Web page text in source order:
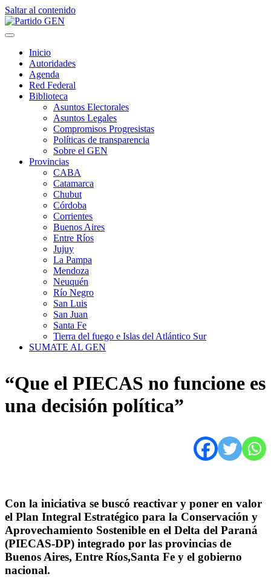
Saltar al contenido
Inicio
Autoridades
Agenda
Red Federal
Biblioteca
Asuntos Electorales
Asuntos Legales
Compromisos Progresistas
Políticas de transparencia
Sobre el GEN
Provincias
CABA
Catamarca
Chubut
Córdoba
Corrientes
Buenos Aires
Entre Ríos
Jujuy
La Pampa
Mendoza
Neuquén
Río Negro
San Luis
San Juan
Santa Fe
Tierra del fuego e Islas del Atlántico Sur
SUMATE AL GEN
“Que el PIECAS no funcione es
una decisión política”
Con la iniciativa se buscó reactivar y poner en valor
el Plan Integral Estratégico para la Conservación y
Aprovechamiento Sostenible en el Delta del Paraná
(PIECAS-DP) integrado por las provincias de
Buenos Aires, Entre Ríos,Santa Fe y el gobierno
nacional.